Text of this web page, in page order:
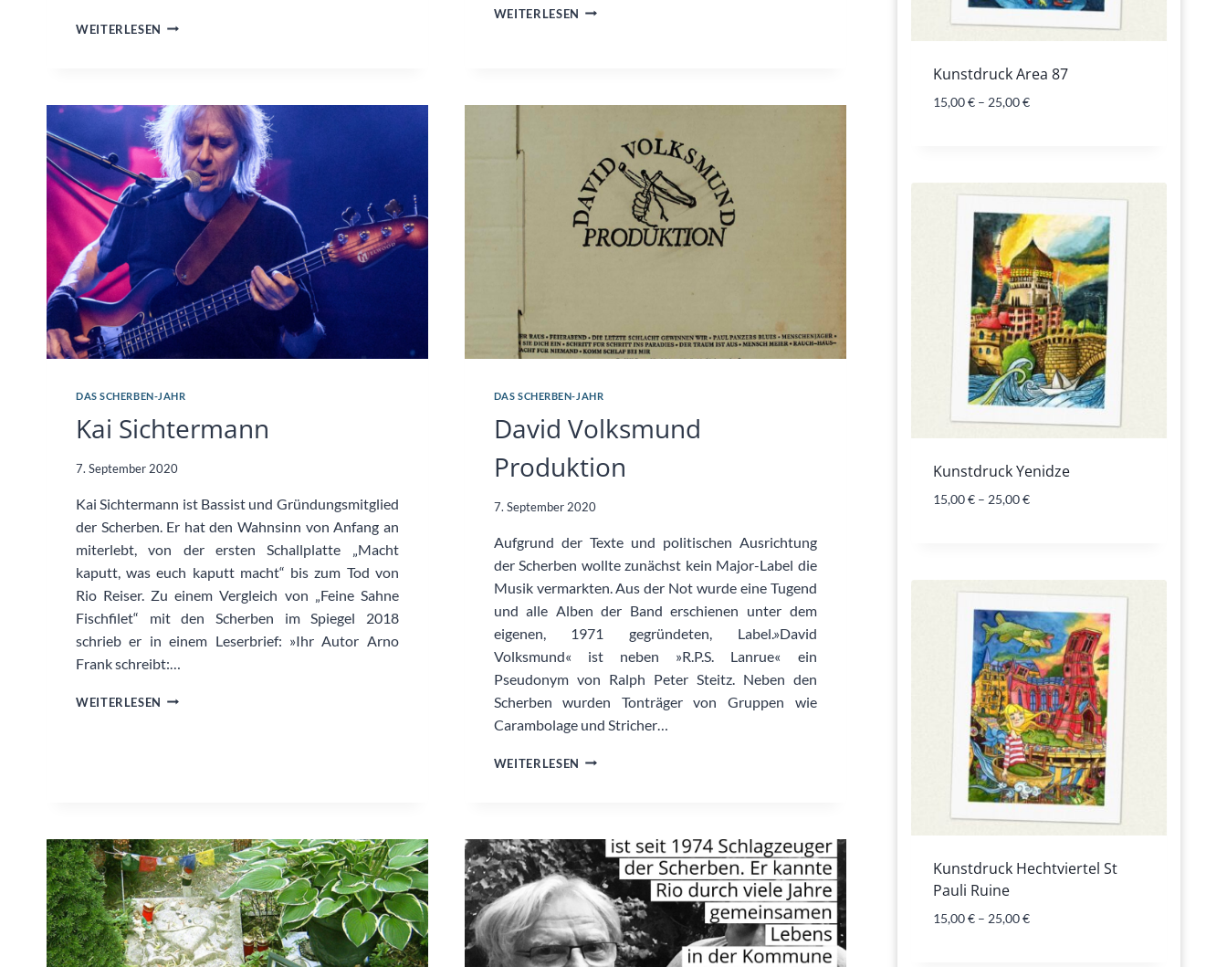
WEITERLESEN R.P.S.
STEITZ
WEITERLESEN WIR
DAS SCHERBEN-JAHR
Kai Sichtermann
7. September 2020
Kai Sichtermann ist Bassist und Gründungsmitglied
der Scherben. Er hat den Wahnsinn von Anfang an
miterlebt, von der ersten Schallplatte „Macht
kaputt, was euch kaputt macht“ bis zum Tod von
Rio Reiser. Zu einem Vergleich von „Feine Sahne
Fischfilet“ mit den Scherben im Spiegel 2018
schrieb er in einem Leserbrief: »Ihr Autor Arno
Frank schreibt:…
WEITERLESEN KAI
DAS SCHERBEN-JAHR
David Volksmund
Produktion
7. September 2020
Aufgrund der Texte und politischen Ausrichtung
der Scherben wollte zunächst kein Major-Label die
Musik vermarkten. Aus der Not wurde eine Tugend
und alle Alben der Band erschienen unter dem
eigenen, 1971 gegründeten, Label.»David
Volksmund« ist neben »R.P.S. Lanrue« ein
Pseudonym von Ralph Peter Steitz. Neben den
Scherben wurden Tonträger von Gruppen wie
Carambolage und Stricher…
WEITERLESEN DAVID
Kunstdruck Area 87
15,00€– 25,00€
Kunstdruck Yenidze
15,00€– 25,00€
Kunstdruck Hechtviertel St
Pauli Ruine
15,00€– 25,00€